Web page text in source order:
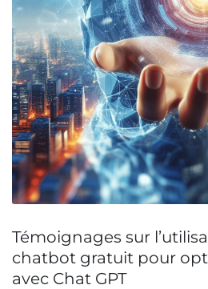
Témoignages sur
chatbot gratuit pour
avec Chat GPT